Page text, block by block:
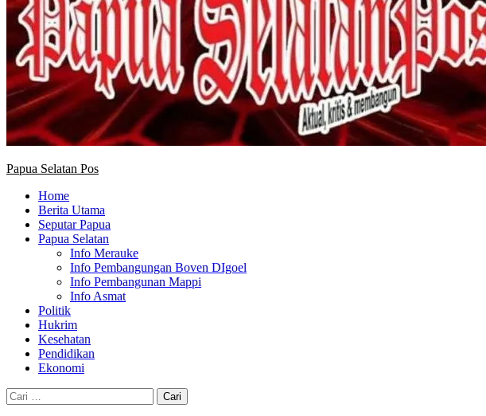
Papua Selatan Pos
Home
Berita Utama
Seputar Papua
Papua Selatan
Info Merauke
Info Pembangungan Boven DIgoel
Info Pembangunan Mappi
Info Asmat
Politik
Hukrim
Kesehatan
Pendidikan
Ekonomi
Cari
untuk: